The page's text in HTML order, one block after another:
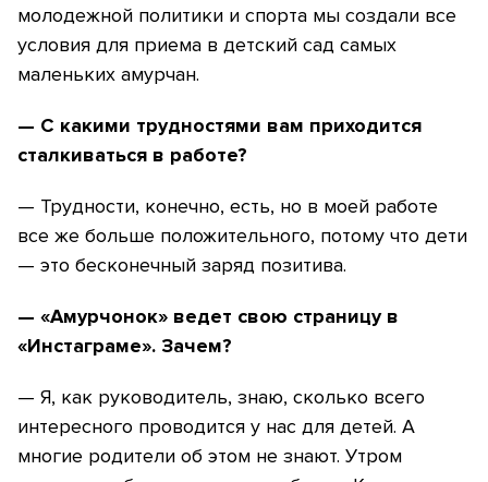
молодежной политики и спорта мы создали все
условия для приема в детский сад самых
маленьких амурчан.
— С какими трудностями вам приходится
сталкиваться в работе?
— Трудности, конечно, есть, но в моей работе
все же больше положительного, потому что дети
— это бесконечный заряд позитива.
— «Амурчонок» ведет свою страницу в
«Инстаграме». Зачем?
— Я, как руководитель, знаю, сколько всего
интересного проводится у нас для детей. А
многие родители об этом не знают. Утром